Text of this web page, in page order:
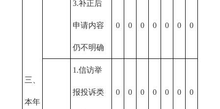
三、
本年
3.补正后
申请内容
仍不明确
0 0 0 0 0 0 0
1.信访举
报投诉类 0 0 0 0 0 0 0